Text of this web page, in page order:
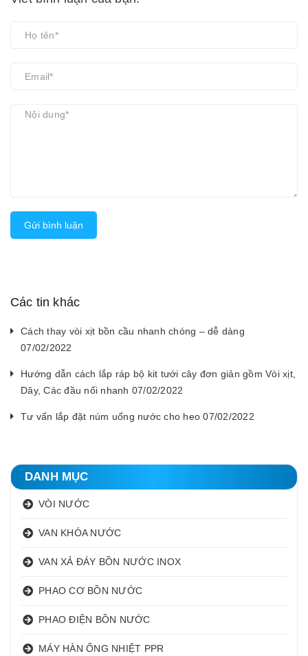
Gửi bình luận
Các tin khác
Cách thay vòi xịt bồn cầu nhanh chóng – dễ dàng
07/02/2022
Hướng dẫn cách lắp ráp bộ kit tưới cây đơn giản gồm Vòi xịt,
Dây, Các đầu nối nhanh 07/02/2022
Tư vấn lắp đặt núm uống nước cho heo 07/02/2022
DANH MỤC
VÒI NƯỚC
VAN KHÓA NƯỚC
VAN XẢ ĐÁY BỒN NƯỚC INOX
PHAO CƠ BỒN NƯỚC
PHAO ĐIỆN BỒN NƯỚC
MÁY HÀN ỐNG NHIỆT PPR